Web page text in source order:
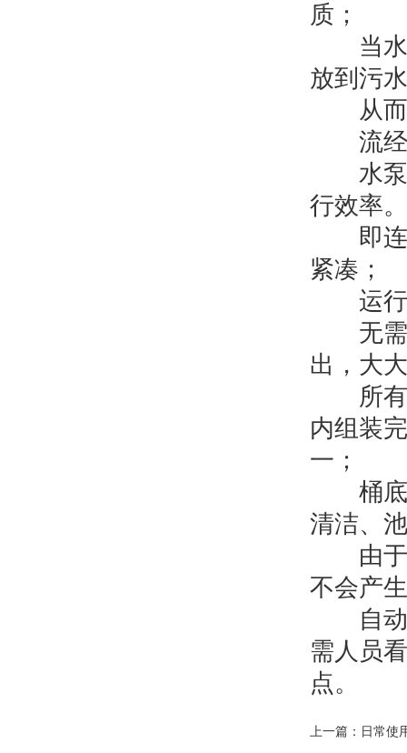
质；
当水
放到污
从而
流经
水泵
行效率。
即连
紧凑；
运行
无需
出，大
所有
内组装
一；
桶底
清洁、
由于
不会产
自动
需人员
点。
上一篇： 日常使